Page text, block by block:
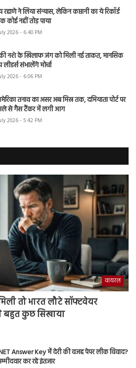
ने लिया संन्यास, लेकिन कप्तानी का ये रिकॉर्ड
नहीं तोड़ पाया
2026 - 6:40 PM
नशे के खिलाफ जंग को मिली नई ताकत, मानसिक
लीडर्स संभालेंगे मोर्चा
2026 - 6:06 PM
तनाव का असर अब मिस्र तक, दमियाता पोर्ट पर
से गैस टैंकर में लगी आग
2026 - 5:42 PM
वायरल
तो भारत लौटे सॉफ्टवेयर
बहुत कुछ सिखाया
Answer Key में देरी की वजह पेपर लीक विवाद?
कर रहे इंतजार